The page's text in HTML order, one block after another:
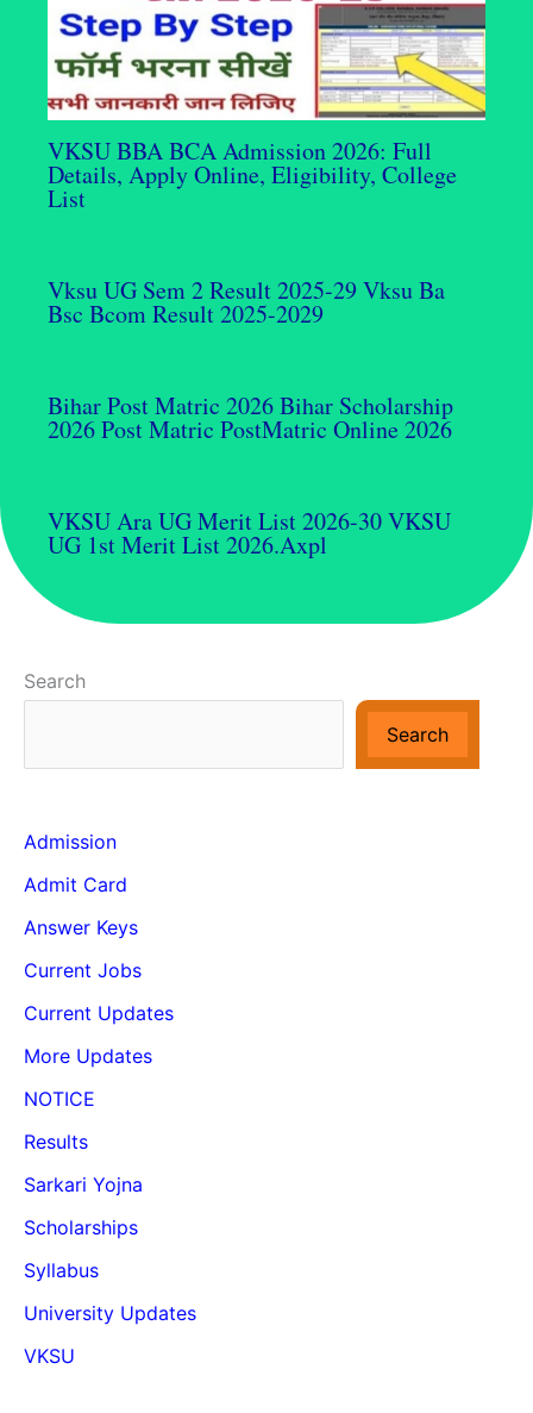
VKSU BBA BCA Admission 2026: Full
Details, Apply Online, Eligibility, College
List
Vksu UG Sem 2 Result 2025-29 Vksu Ba
Bsc Bcom Result 2025-2029
Bihar Post Matric 2026 Bihar Scholarship
2026 Post Matric PostMatric Online 2026
VKSU Ara UG Merit List 2026-30 VKSU
UG 1st Merit List 2026.axpl
Search
Search
Admission
Admit Card
Answer Keys
Current Jobs
Current Updates
More Updates
NOTICE
Results
Sarkari Yojna
Scholarships
Syllabus
University Updates
VKSU